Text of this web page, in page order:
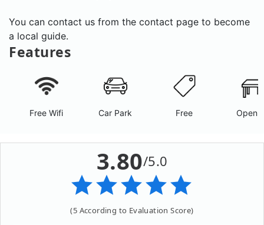
You can contact us from the contact page to become
a local guide.
Features
Free Wifi Car Park Free Open
3.80/5.0
(5 According to Evaluation Score)